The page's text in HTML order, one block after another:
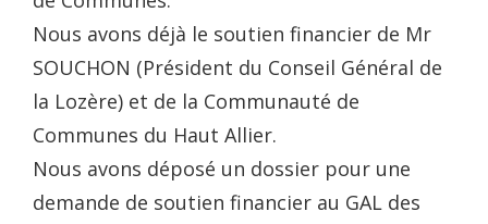
Nous avons déjà le soutien financier de Mr
SOUCHON (Président du Conseil Général de
la Lozère) et de la Communauté de
Communes du Haut Allier.
Nous avons déposé un dossier pour une
demande de soutien financier au GAL des